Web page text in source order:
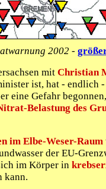
2002 -
mit Christian
ist, hat - endlich
eine Gefahr
Belastung des
im Elbe-Weser-Raum
der EU-
im Körper in
kann.